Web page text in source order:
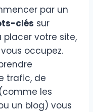
par un
clés sur
placer votre site,
occupez.
trafic, de
(comme les
un blog) vous